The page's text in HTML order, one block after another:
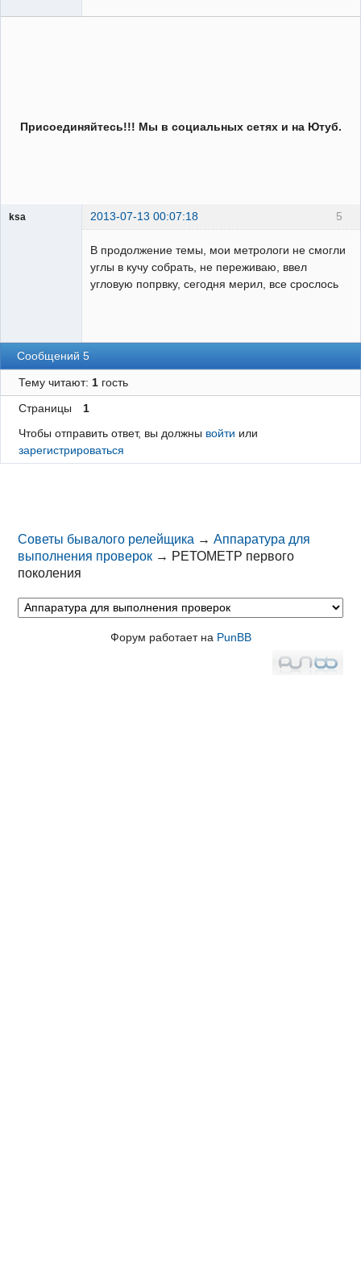
Присоединяйтесь!!! Мы в социальных сетях и на Ютуб.
5
ksa 2013-07-13 00:07:18
В продолжение темы, мои метрологи не смогли
углы в кучу собрать, не переживаю, ввел
угловую попрвку, сегодня мерил, все срослось
Сообщений 5
Тему читают: 1гость
Страницы
1
Чтобы отправить ответ, вы должны войти или
зарегистрироваться
Советы бывалого релейщика →Аппаратура для
выполнения проверок → РЕТОМЕТР первого
поколения
Форум работает на PunBB